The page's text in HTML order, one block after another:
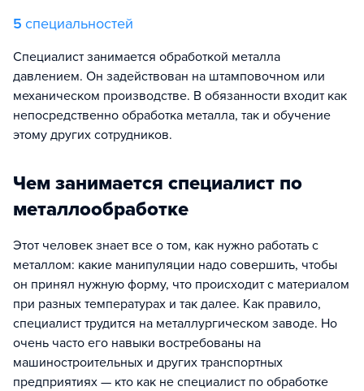
5 специальностей
Специалист занимается обработкой металла
давлением. Он задействован на штамповочном или
механическом производстве. В обязанности входит как
непосредственно обработка металла, так и обучение
этому других сотрудников.
Чем занимается специалист по
металлообработке
Этот человек знает все о том, как нужно работать с
металлом: какие манипуляции надо совершить, чтобы
он принял нужную форму, что происходит с материалом
при разных температурах и так далее. Как правило,
специалист трудится на металлургическом заводе. Но
очень часто его навыки востребованы на
машиностроительных и других транспортных
предприятиях — кто как не специалист по обработке